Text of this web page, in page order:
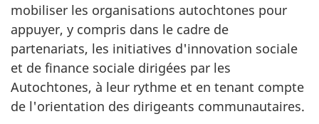
mobiliser les organisations autochtones pour
appuyer, y compris dans le cadre de
partenariats, les initiatives d'innovation sociale
et de finance sociale dirigées par les
Autochtones, à leur rythme et en tenant compte
de l'orientation des dirigeants communautaires.